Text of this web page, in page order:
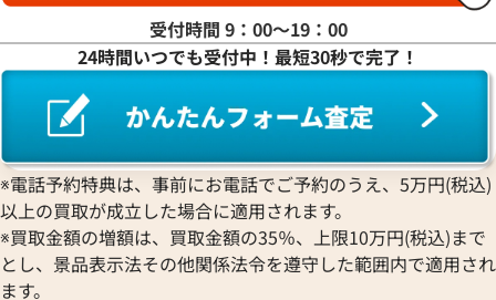
受付時間 9：00〜19：00
24時間いつでも受付中！最短30秒で完了！
※電話予約特典は、事前にお電話でご予約のうえ、5万円(税込)
以上の買取が成立した場合に適用されます。
※買取金額の増額は、買取金額の35％、上限10万円(税込)まで
とし、景品表示法その他関係法令を遵守した範囲内で適用され
ます。